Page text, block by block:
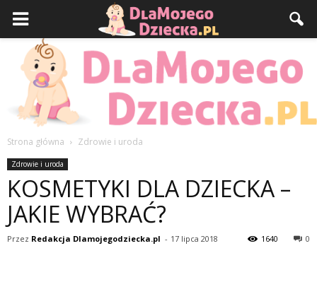
Strona główna Zdrowie i uroda
Zdrowie i uroda
KOSMETYKI DLA DZIECKA –
JAKIE WYBRAĆ?
Przez Redakcja Dlamojegodziecka.pl - 17 lipca 2018 0
1640